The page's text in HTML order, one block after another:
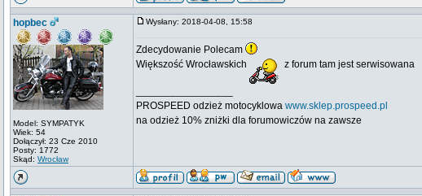
hopbec
Model: SYMPATYK
Wiek: 54
Dołączył: 23 Cze 2010
Posty: 1772
Skąd: Wrocław
Wysłany: 2018-04-08, 15:58
Zdecydowanie Polecam
Większość Wrocławskich
z forum tam jest serwisowana
PROSPEED odzież motocyklowa www.sklep.prospeed.pl
na odzież 10% zniżki dla forumowiczów na zawsze